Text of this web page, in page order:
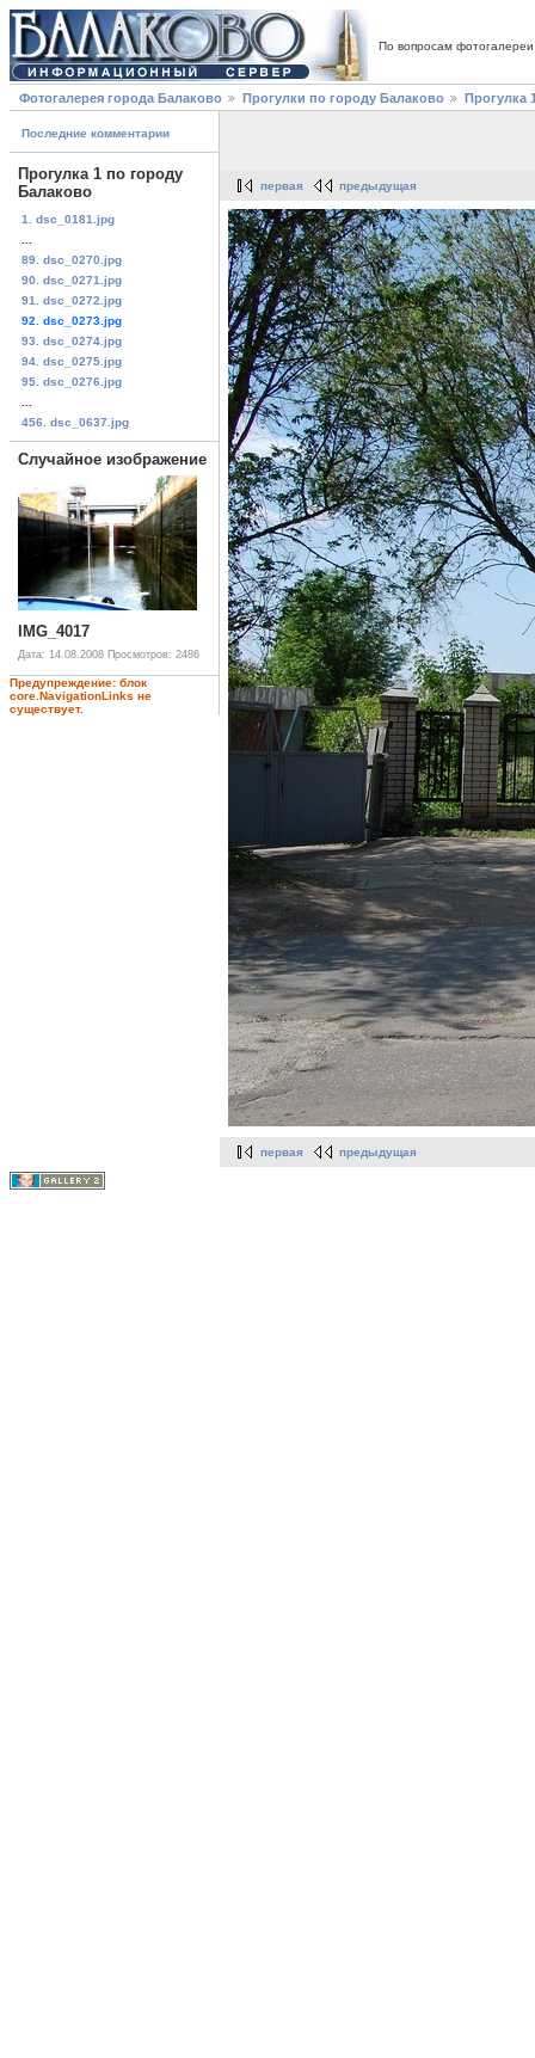
По вопросам
Фотогалерея города Балаково Прогулки по городу Балаково Прогулка
Последние комментарии
Прогулка 1 по городу
Балаково
1. dsc_0181.jpg
89. dsc_0270.jpg
90. dsc_0271.jpg
91. dsc_0272.jpg
92. dsc_0273.jpg
93. dsc_0274.jpg
94. dsc_0275.jpg
95. dsc_0276.jpg
456. dsc_0637.jpg
Случайное изображение
IMG_4017
Дата: 14.08.2008 Просмотров: 2486
Предупреждение: блок
core.NavigationLinks не
существует.
первая предыдущая
первая предыдущая